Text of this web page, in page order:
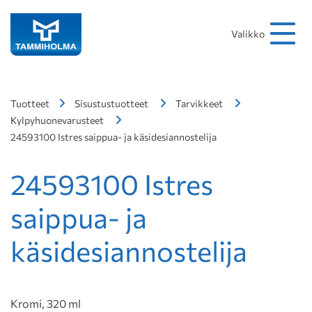
Valikko
Tuotteet Sisustustuotteet
Tarvikkeet
Kylpyhuonevarusteet
24593100 Istres saippua- ja käsidesiannostelija
24593100 Istres
saippua- ja
käsidesiannostelija
Kromi, 320 ml